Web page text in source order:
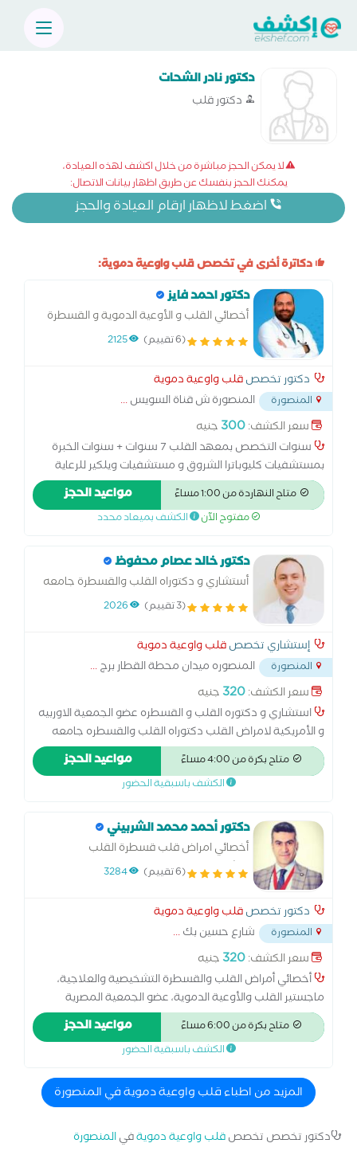
دكتور نادر الشحات
دكتور قلب
لا يمكن الحجز مباشرة من خلال اكشف لهذه العيادة،
يمكنك الحجز بنفسك عن طريق اظهار بيانات الاتصال:
اضغط لاظهار ارقام العيادة والحجز
دكاترة أخرى في تخصص قلب واوعية دموية:
دكتور احمد فايز
أخصائي القلب و الأوعية الدموية و القسطرة
القلبية
(6 تقييم) 2125
دكتور تخصصقلب واوعية دموية
المنصورة المنصورة ش قناة السويس...
سعر الكشف:300 جنيه
سنوات التخصص بمعهد القلب 7 سنوات + سنوات الخبرة
بمستشفيات كليوباترا الشروق و مستشفيات ويلكير للرعاية
الصحية و مستشفي الخير و مستشفي السلاب و مركز النخبة
للقلب و الرعاية و مركز المنصورة الطبي و مستشفي الدلتا
متاح النهاردة من 1:00 مساءً مواعيد الحجز
مفتوح الآن الكشف بميعاد محدد
دكتور خالد عصام محفوظ
أستشاري و دكتوراه القلب والقسطرة جامعه
المنصورة
(3 تقييم) 2026
إستشاري تخصصقلب واوعية دموية
المنصورة المنصوره ميدان محطة القطار برج...
سعر الكشف:320 جنيه
استشاري و دكتوره القلب و القسطره عضو الجمعية الاوربيه
و الأمريكية لامراض القلب دكتوراه القلب والقسطره جامعه
المنصوره قسطره القلب التشخيصيه والعلاجيه ً وتركيب
منظمات القلب الصناعيه و علاج امراض القلب والضغط والسكر
متاح بكرة من 4:00 مساءً مواعيد الحجز
الكشف باسبقية الحضور
دكتور أحمد محمد الشربيني
أخصائي امراض قلب قسطرة القلب
التشخيصية والعلاجية.
(6 تقييم) 3284
دكتور تخصصقلب واوعية دموية
المنصورة شارع حسين بك...
سعر الكشف:320 جنيه
أخصائي أمراض القلب والقسطرة التشخيصية والعلاجية،
ماجستير القلب والأوعية الدموية، عضو الجمعية المصرية
لأمراض القلب، عضو الجمعية الأوربية لأمراض القلب، أخصائي
أمراض القلب والقسطرة التشخيصية والعلاجية، الكشف برسم
متاح بكرة من 6:00 مساءً مواعيد الحجز
الكشف باسبقية الحضور
المزيد من اطباء قلب واوعية دموية في المنصورة
دكتور تخصص تخصصقلب واوعية دمويةفيالمنصورة